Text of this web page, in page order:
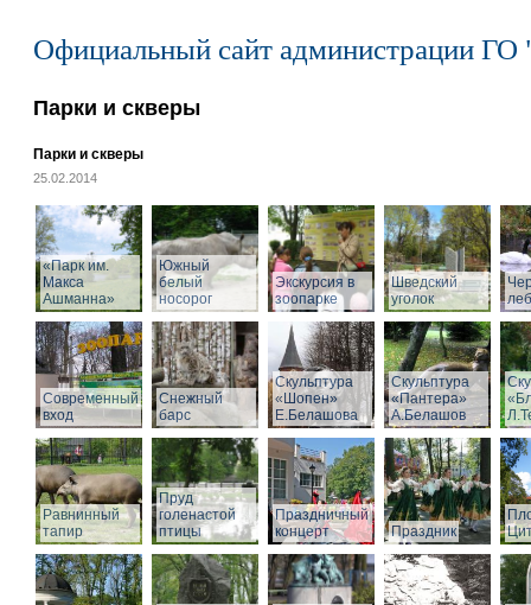
Официальный сайт администрации ГО
Парки и скверы
Парки и скверы
25.02.2014
«Парк им.
Макса
Ашманна»
Южный
белый
носорог
Экскурсия в
зоопарке
Шведский
уголок
Современный
вход
Снежный
барс
Скульптура
«Шопен»
Е.Белашова
Скульптура
«Пантера»
А.Белашов
Равнинный
тапир
Пруд
голенастой
птицы
Праздничный
концерт
Праздник